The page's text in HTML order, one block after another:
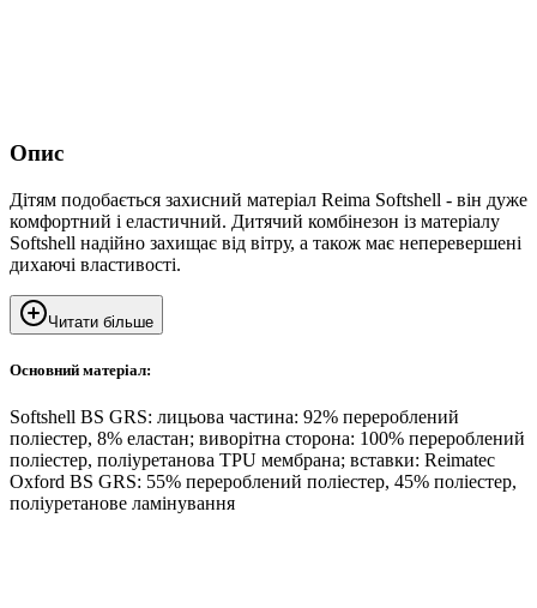
Опис
Дітям подобається захисний матеріал Reima Softshell - він дуже
комфортний і еластичний. Дитячий комбінезон із матеріалу
Softshell надійно захищає від вітру, а також має неперевершені
дихаючі властивості.
Читати більше
Основний матеріал:
Softshell BS GRS: лицьова частина: 92% перероблений
поліестер, 8% еластан; виворітна сторона: 100% перероблений
поліестер, поліуретанова TPU мембрана; вставки: Reimatec
Oxford BS GRS: 55% перероблений поліестер, 45% поліестер,
поліуретанове ламінування